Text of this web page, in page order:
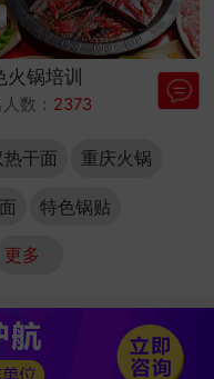
火锅培训
数： 2373
热干面 重庆火锅
特色锅贴
更多···